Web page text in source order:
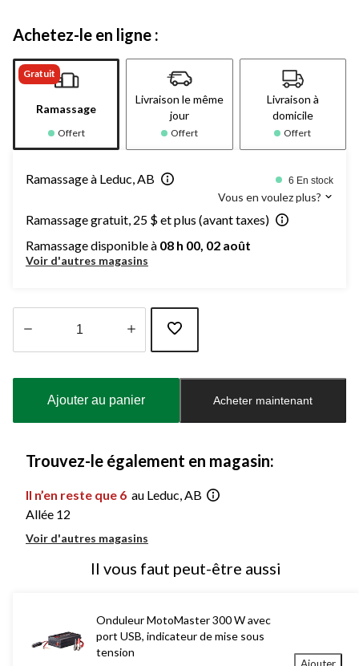
Achetez-le en ligne :
Gratuit
Ramassage
Offert
Livraison le même
jour
Offert
Livraison à
domicile
Offert
Ramassage à Leduc, AB 6 En stock
Vous en voulez plus?
Ramassage gratuit, 25 $ et plus (avant taxes)
Ramassage disponible à 08 h 00, 02 août
Voir d'autres magasins
à
Ajouter au panier Acheter maintenant
Trouvez-le également en magasin:
Il n’en reste que 6 au Leduc, AB
Allée 12
Voir d'autres magasins
Il vous faut peut-être aussi
Onduleur MotoMaster 300 W avec
port USB, indicateur de mise sous
tension